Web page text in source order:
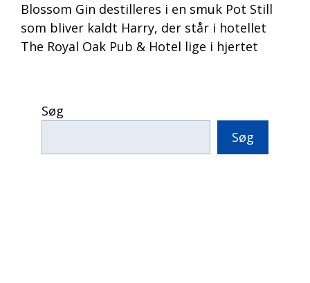
Blossom Gin destilleres i en smuk Pot Still
som bliver kaldt Harry, der står i hotellet
The Royal Oak Pub & Hotel lige i hjertet
Søg
Søg